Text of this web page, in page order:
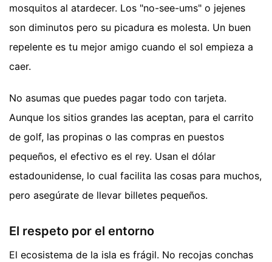
mosquitos al atardecer. Los "no-see-ums" o jejenes
son diminutos pero su picadura es molesta. Un buen
repelente es tu mejor amigo cuando el sol empieza a
caer.
No asumas que puedes pagar todo con tarjeta.
Aunque los sitios grandes las aceptan, para el carrito
de golf, las propinas o las compras en puestos
pequeños, el efectivo es el rey. Usan el dólar
estadounidense, lo cual facilita las cosas para muchos,
pero asegúrate de llevar billetes pequeños.
El respeto por el entorno
El ecosistema de la isla es frágil. No recojas conchas